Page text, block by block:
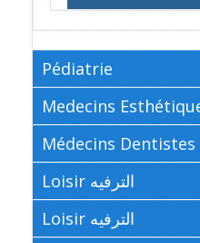
Pédiatrie
Loisir الترفيه
Loisir الترفيه